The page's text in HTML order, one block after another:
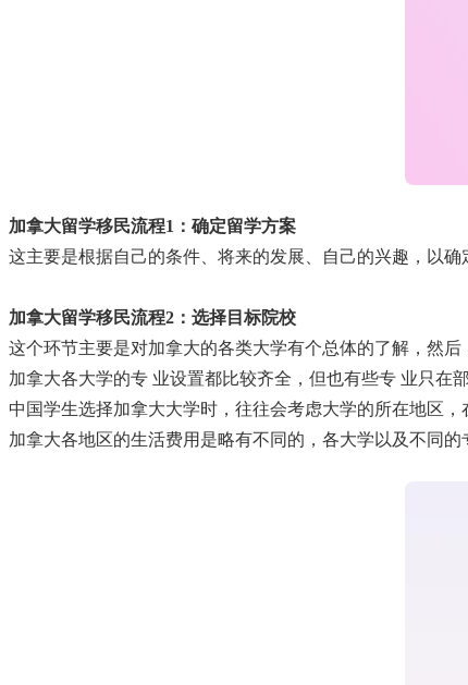
加拿大留学移民流程1：确定留学方案
这主要是根据自己的条件、将来的发展、自己的兴趣，以
加拿大留学移民流程2：选择目标院校
这个环节主要是对加拿大的各类大学有个总体的了解，然
加拿大各大学的专 业设置都比较齐全，但也有些专 业只在
中国学生选择加拿大大学时，往往会考虑大学的所在地区
加拿大各地区的生活费用是略有不同的，各大学以及不同